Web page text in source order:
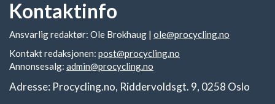
Kontaktinfo
Ansvarlig redaktør: Ole Brokhaug | ole@procycling.no
Kontakt redaksjonen: post@procycling.no
Annonsesalg: admin@procycling.no
Adresse: Procycling.no, Riddervoldsgt. 9, 0258 Oslo